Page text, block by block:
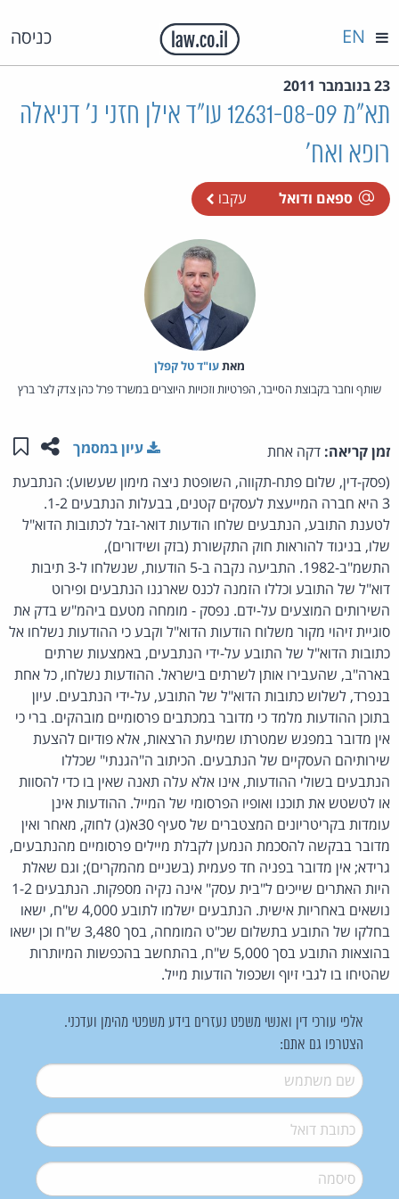
כניסה EN
23 בנובמבר 2011
תא"מ 12631-08-09 עו"ד אילן חזני נ' דניאלה
רופא ואח'
ספאם ודואל עקבו
מאת‏עו"ד טל קפלן
שותף וחבר בקבוצת הסייבר, הפרטיות וזכויות היוצרים במשרד פרל כהן צדק לצר ברץ
זמן קריאה: דקה אחת שתפו
עיון במסמך
(פסק-דין, שלום פתח-תקווה, השופטת ניצה מימון שעשוע): הנתבעת
3 היא חברה המייעצת לעסקים קטנים, בבעלות הנתבעים 1-2.
לטענת התובע, הנתבעים שלחו הודעות דואר-זבל לכתובות הדוא"ל
שלו, בניגוד להוראות חוק התקשורת (בזק ושידורים),
התשמ"ב-1982. התביעה נקבה ב-5 הודעות, שנשלחו ל-3 תיבות
דוא"ל של התובע וכללו הזמנה לכנס שארגנו הנתבעים ופירוט
השירותים המוצעים על-ידם. נפסק - מומחה מטעם ביהמ"ש בדק את
סוגיית זיהוי מקור משלוח הודעות הדוא"ל וקבע כי ההודעות נשלחו אל
כתובות הדוא"ל של התובע על-ידי הנתבעים, באמצעות שרתים
בארה"ב, שהעבירו אותן לשרתים בישראל. ההודעות נשלחו, כל אחת
בנפרד, לשלוש כתובות הדוא"ל של התובע, על-ידי הנתבעים. עיון
בתוכן ההודעות מלמד כי מדובר במכתבים פרסומיים מובהקים. ברי כי
אין מדובר במפגש שמטרתו שמיעת הרצאות, אלא פודיום להצעת
שירותיהם העסקיים של הנתבעים. הכיתוב ה"הגנתי" שכללו
הנתבעים בשולי ההודעות, אינו אלא עלה תאנה שאין בו כדי להסוות
או לטשטש את תוכנו ואופיו הפרסומי של המייל. ההודעות אינן
עומדות בקריטריונים המצטברים של סעיף 30א(ג) לחוק, מאחר ואין
מדובר בבקשה להסכמת הנמען לקבלת מיילים פרסומיים מהנתבעים,
גרידא; אין מדובר בפניה חד פעמית (בשניים מהמקרים); וגם שאלת
היות האתרים שייכים ל"בית עסק" אינה נקיה מספקות. הנתבעים 1-2
נושאים באחריות אישית. הנתבעים ישלמו לתובע 4,000 ש"ח, ישאו
בחלקו של התובע בתשלום שכ"ט המומחה, בסך 3,480 ש"ח וכן ישאו
בהוצאות התובע בסך 5,000 ש"ח, בהתחשב בהכפשות המיותרות
שהטיחו בו לגבי זיוף ושכפול הודעות מייל.
אלפי עורכי דין ואנשי משפט נעזרים בידע משפטי מהימן ועדכני.
הצטרפו גם אתם:
שם משתמש*
דואל*
סיסמה*